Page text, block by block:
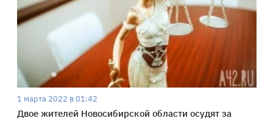
1 марта 2022 в 01:42
Двое жителей Новосибирской области осудят за